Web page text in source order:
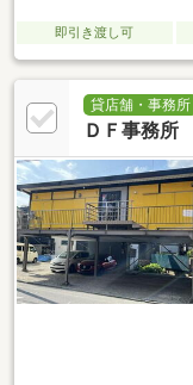
即引き渡し可
貸店舗・事務所
ＤＦ事務所